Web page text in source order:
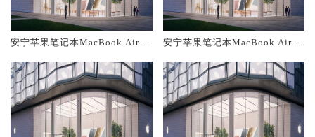
安宁苹果笔记本MacBook Air换
安宁苹果笔记本MacBook Air换